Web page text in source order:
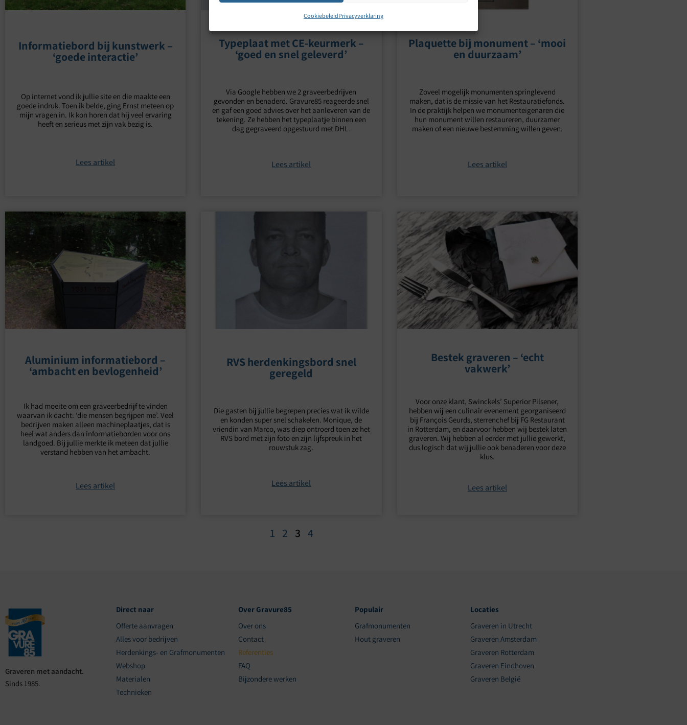
CookiebeleidPrivacyverklaring
Informatiebord bij kunstwerk –
‘goede interactie’
Op internet vond ik jullie site en die maakte een
goede indruk. Toen ik belde, ging Ernst meteen op
mijn vragen in. Ik kon horen dat hij veel ervaring
heeft en serieus met zijn vak bezig is.
Lees artikel
Typeplaat met CE-keurmerk –
‘goed en snel geleverd’
Via Google hebben we 2 graveerbedrijven
gevonden en benaderd. Gravure85 reageerde snel
en gaf een goed advies over het aanleveren van de
tekening. Ze hebben het typeplaatje binnen een
dag gegraveerd opgestuurd met DHL.
Lees artikel
Plaquette bij monument – ‘mooi
en duurzaam’
Zoveel mogelijk monumenten springlevend
maken, dat is de missie van het Restauratiefonds.
In de praktijk helpen we monumenteigenaren die
hun monument willen restaureren, duurzamer
maken of een nieuwe bestemming willen geven.
Lees artikel
Aluminium informatiebord –
‘ambacht en bevlogenheid’
Ik had moeite om een graveerbedrijf te vinden
waarvan ik dacht: ‘die mensen begrijpen me’. Veel
bedrijven maken alleen machineplaatjes, dat is
heel wat anders dan informatieborden voor ons
landgoed. Bij jullie merkte ik meteen dat jullie
verstand hebben van het ambacht.
Lees artikel
RVS herdenkingsbord snel
geregeld
Die gasten bij jullie begrepen precies wat ik wilde
en konden super snel schakelen. Monique, de
vriendin van Marco, was diep ontroerd toen ze het
RVS bord met zijn foto en zijn lijfspreuk in het
rouwstuk zag.
Lees artikel
Bestek graveren – ‘echt
vakwerk’
Voor onze klant, Swinckels’ Superior Pilsener,
hebben wij een culinair evenement georganiseerd
bij François Geurds, sterrenchef bij FG Restaurant
in Rotterdam, en daarvoor hebben wij bestek laten
graveren. Wij hebben al eerder met jullie gewerkt,
dus logisch dat wij jullie ook benaderen voor deze
klus.
Lees artikel
1 2 3 4
Graveren met aandacht.
Sinds 1985.
Direct naar
Offerte aanvragen
Alles voor bedrijven
Herdenkings- en Grafmonumenten
Webshop
Materialen
Technieken
Over Gravure85
Over ons
Contact
Referenties
FAQ
Bijzondere werken
Populair
Grafmonumenten
Hout graveren
Locaties
Graveren in Utrecht
Graveren Amsterdam
Graveren Rotterdam
Graveren Eindhoven
Graveren België